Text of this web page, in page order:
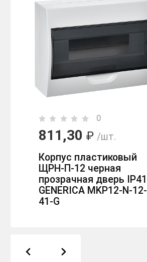
0
811,30 ₽ /шт.
Корпус пластиковый
ЩРН-П-12 черная
прозрачная дверь IP41
GENERICA MKP12-N-12-
41-G